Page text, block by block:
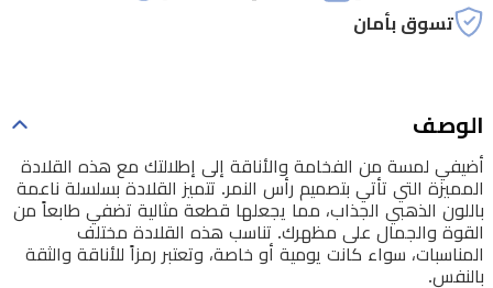
النمر.
ناعمة
باللون
الذهبي
الجذاب،
مما
تسوق بأمان
الوصف
أضيفي لمسة من الفخامة والأناقة إلى إطلالتك مع هذه القلادة
المميزة التي تأتي بتصميم رأس النمر. تتميز القلادة بسلسلة ناعمة
باللون الذهبي الجذاب، مما يجعلها قطعة مثالية تضفي طابعاً من
القوة والجمال على مظهرك. تناسب هذه القلادة مختلف
المناسبات، سواء كانت يومية أو خاصة، وتعتبر رمزاً للأناقة والثقة
بالنفس.